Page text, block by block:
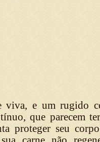
viva, e um rugido
que parecem
proteger seu